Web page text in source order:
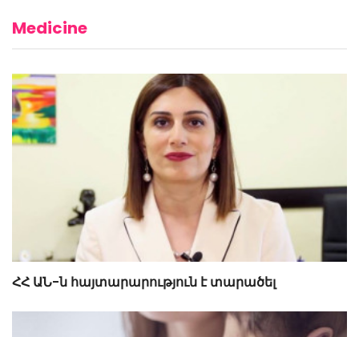
Medicine
ՀՀ ԱՆ-ն հայտարարություն է տարածել